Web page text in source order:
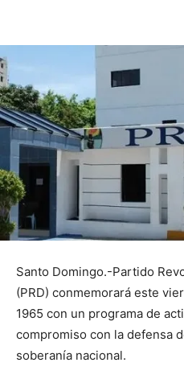
Santo Domingo.-Partido
(PRD) conmemorará este
1965 con un programa de
compromiso con la defensa
soberanía nacional.